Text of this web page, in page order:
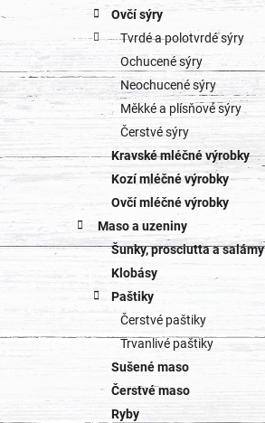
n
e
l
Ovčí sýry
Tvrdé a polotvrdé sýry
Ochucené sýry
Neochucené sýry
Měkké a plísňové sýry
Čerstvé sýry
Kravské mléčné výrobky
Kozí mléčné výrobky
Ovčí mléčné výrobky
Maso a uzeniny
Šunky, prosciutta a salámy
Klobásy
Paštiky
Čerstvé paštiky
Trvanlivé paštiky
Sušené maso
Čerstvé maso
Ryby